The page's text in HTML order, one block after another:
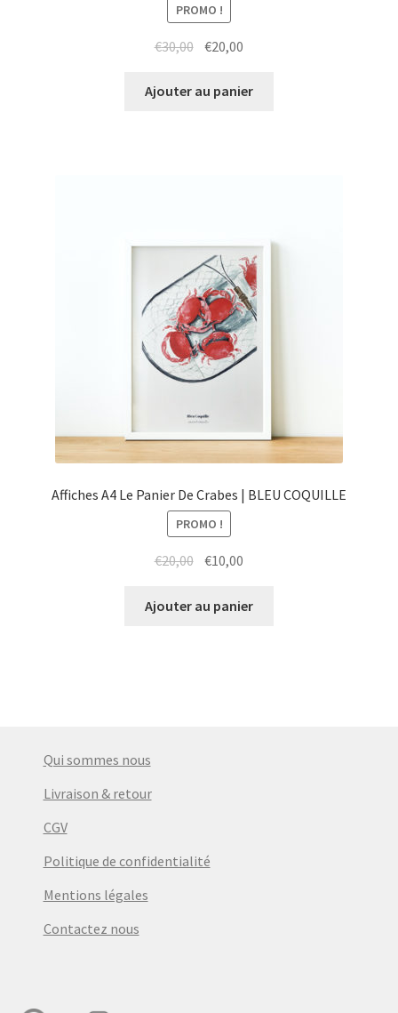
PROMO !
€30,00 Le
initial
€20,00
actuel
Ajouter au panier
Affiches A4 Le Panier De Crabes | BLEU COQUILLE
PROMO !
€20,00 Le
initial
€10,00
actuel
Ajouter au panier
Qui sommes nous
Livraison & retour
CGV
Politique de confidentialité
Mentions légales
Contactez nous